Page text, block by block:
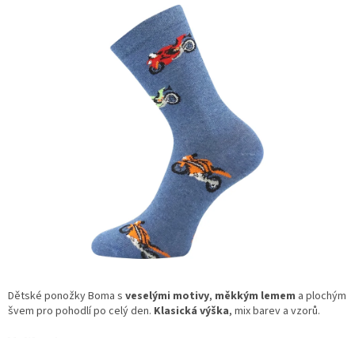
Dětské ponožky Boma s veselými motivy, měkkým lemem a plochým
švem pro pohodlí po celý den. Klasická výška, mix barev a vzorů.